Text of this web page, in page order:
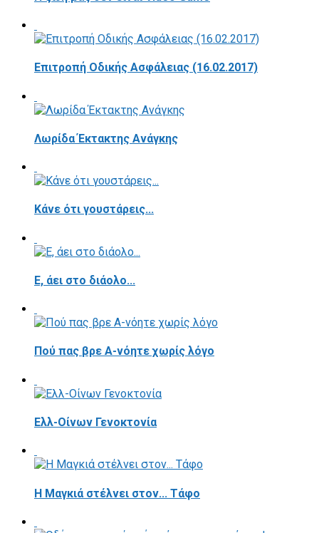
Επιτροπή Οδικής Ασφάλειας (16.02.2017)
Λωρίδα Έκτακτης Ανάγκης
Κάνε ότι γουστάρεις...
E, άει στο διάολο...
Πού πας βρε Α-νόητε χωρίς λόγο
Ελλ-Οίνων Γενοκτονία
H Μαγκιά στέλνει στον... Τάφο